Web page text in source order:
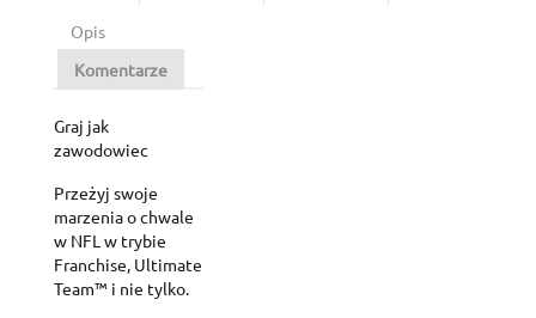
Opis
Komentarze
Graj jak
zawodowiec
Przeżyj swoje
marzenia o chwale
w NFL w trybie
Franchise, Ultimate
Team™ i nie tylko.